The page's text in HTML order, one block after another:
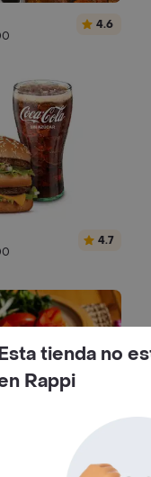
4.6
4.7
tienda no
Rappi